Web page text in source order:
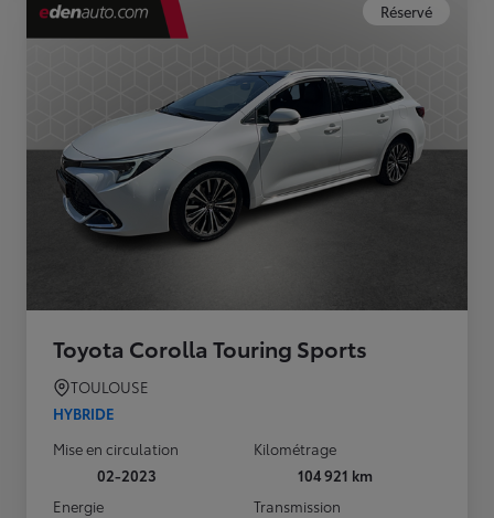
Réservé
Toyota Corolla Touring Sports
TOULOUSE
HYBRIDE
Mise en circulation
02-2023
Kilométrage
104 921 km
Energie
Transmission